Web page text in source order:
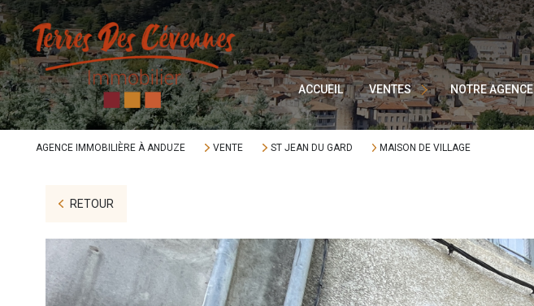
ACCUEIL VENTES
MAISONS EN PIERRES
PROPRIÉTÉS AVEC GÎTES
VILLAS
APPARTEMENTS
TERRAINS
NOTRE AGENCE
AGENCE IMMOBILIÈRE À ANDUZE VENTE ST JEAN DU GARD MAISON DE VILLAGE
RETOUR